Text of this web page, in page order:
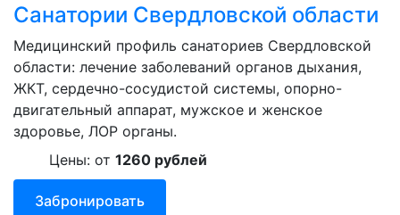
Санатории Свердловской области
Медицинский профиль санаториев Свердловской
области: лечение заболеваний органов дыхания,
ЖКТ, сердечно-сосудистой системы, опорно-
двигательный аппарат, мужское и женское
здоровье, ЛОР органы.
Цены: от 1260 рублей
Забронировать